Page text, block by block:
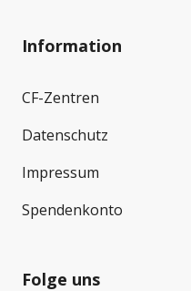
Information
CF-Zentren
Datenschutz
Impressum
Spendenkonto
Folge uns